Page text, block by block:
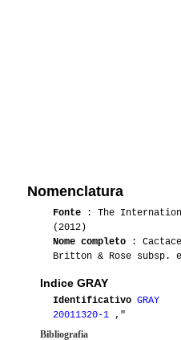
Nomenclatura
Fonte : The
(2012)
Nome completo :
Britton & Rose subsp.
Indice GRAY
Identificativo GRAY
20011320-1 ,"
Bibliografia